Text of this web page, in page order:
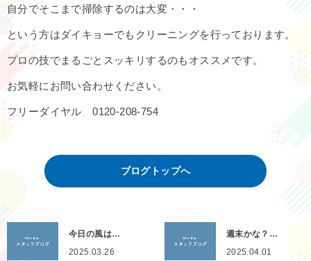
自分でそこまで掃除するのは大変・・・
という方はダイキョーでもクリーニングを行っております。
プロの技でまるごとスッキリするのもオススメです。
お気軽にお問い合わせください。
フリーダイヤル 0120-208-754
ブログトップへ
今日の風は…
2025.03.26
週末かな？…
2025.04.01